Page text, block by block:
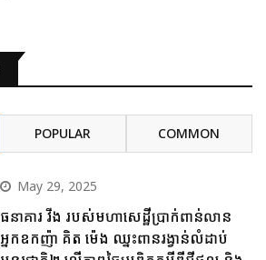
POPULAR COMMON
May 29, 2025
ធនាគារ វីង របស់មហាសេដ្ឋីប្រាក់ពាន់លាន
អ្នកឧកញ៉ា គិត ម៉េង ឈ្នះពានរង្វាន់លំដាប់